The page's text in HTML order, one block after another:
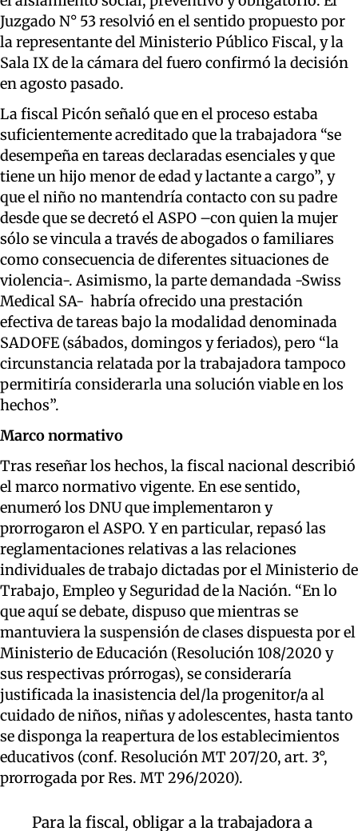
Juzgado N° 53 resolvió en el sentido propuesto por
la representante del Ministerio Público Fiscal, y la
Sala IX de la cámara del fuero confirmó la decisión
en agosto pasado.
La fiscal Picón señaló que en el proceso estaba
suficientemente acreditado que la trabajadora “se
desempeña en tareas declaradas esenciales y que
tiene un hijo menor de edad y lactante a cargo”, y
que el niño no mantendría contacto con su padre
desde que se decretó el ASPO –con quien la mujer
sólo se vincula a través de abogados o familiares
como consecuencia de diferentes situaciones de
violencia-. Asimismo, la parte demandada -Swiss
Medical SA- habría ofrecido una prestación
efectiva de tareas bajo la modalidad denominada
SADOFE (sábados, domingos y feriados), pero “la
circunstancia relatada por la trabajadora tampoco
permitiría considerarla una solución viable en los
hechos”.
Marco normativo
Tras reseñar los hechos, la fiscal nacional describió
el marco normativo vigente. En ese sentido,
enumeró los DNU que implementaron y
prorrogaron el ASPO. Y en particular, repasó las
reglamentaciones relativas a las relaciones
individuales de trabajo dictadas por el Ministerio de
Trabajo, Empleo y Seguridad de la Nación. “En lo
que aquí se debate, dispuso que mientras se
mantuviera la suspensión de clases dispuesta por el
Ministerio de Educación (Resolución 108/2020 y
sus respectivas prórrogas), se consideraría
justificada la inasistencia del/la progenitor/a al
cuidado de niños, niñas y adolescentes, hasta tanto
se disponga la reapertura de los establecimientos
educativos (conf. Resolución MT 207/20, art. 3°,
prorrogada por Res. MT 296/2020).
Para la fiscal, obligar a la trabajadora a